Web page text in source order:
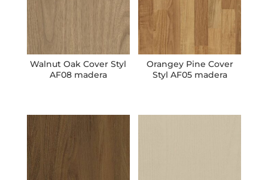
Walnut Oak Cover Styl
AF08 madera
Orangey Pine Cover
Styl AF05 madera